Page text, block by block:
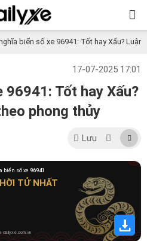
biển số xe 96941: Tốt hay Xấu?
17-07-2025 17:01
96941: Tốt hay Xấu?
phong thủy
Lưu
biển số xe 96941
TỬ NHẤT
dailyxe.com.vn